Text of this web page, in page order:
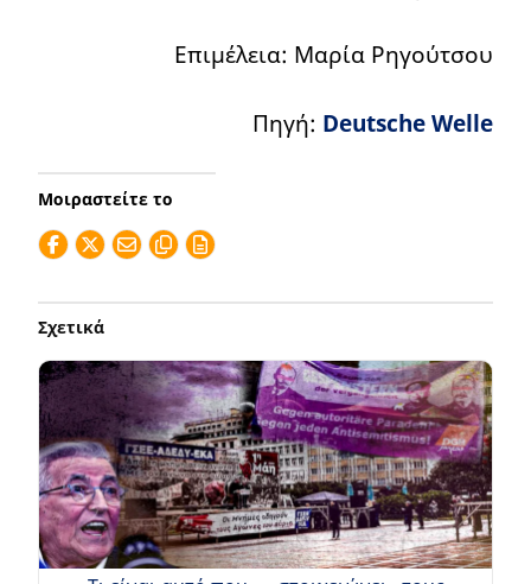
Επιμέλεια: Μαρία Ρηγούτσου
Πηγή: Deutsche Welle
Μοιραστείτε το
Σχετικά